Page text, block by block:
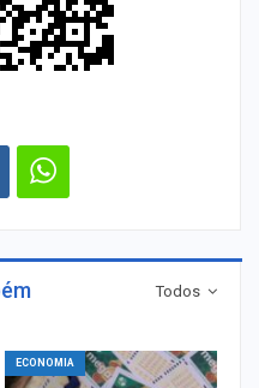
Todos
ECONOMIA